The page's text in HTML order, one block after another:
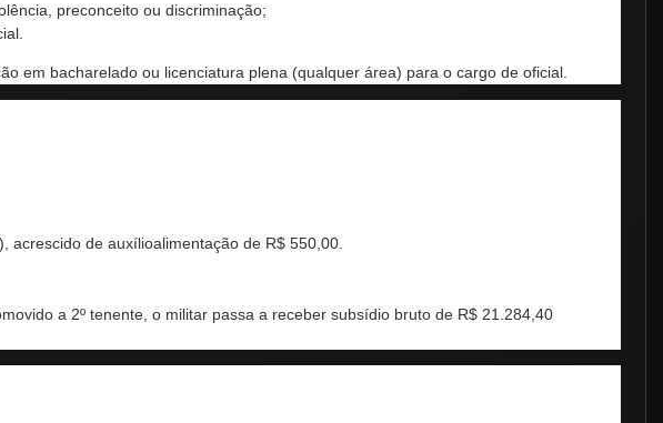
preconceito ou discriminação;
em bacharelado ou licenciatura plena (qualquer área) para o cargo de oficial.
de auxílioalimentação de R$ 550,00.
a 2º tenente, o militar passa a receber subsídio bruto de R$ 21.284,40